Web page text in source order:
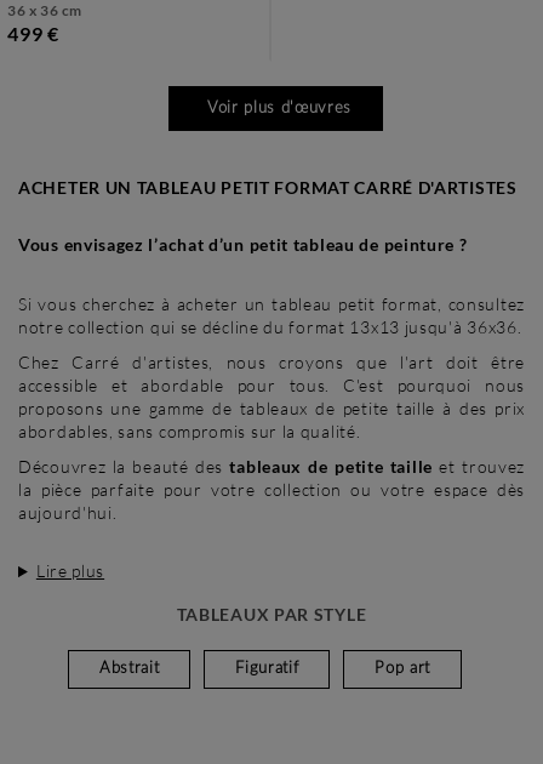
36 x 36 cm
499 €
Voir plus d'œuvres
ACHETER UN TABLEAU PETIT FORMAT CARRÉ D'ARTISTES
Vous envisagez l’achat d’un petit tableau de peinture ?
Si vous cherchez à acheter un tableau petit format, consultez
notre collection qui se décline du format 13x13 jusqu'à 36x36.
Chez Carré d'artistes, nous croyons que l'art doit être
accessible et abordable pour tous. C'est pourquoi nous
proposons une gamme de tableaux de petite taille à des prix
abordables, sans compromis sur la qualité.
Découvrez la beauté des tableaux de petite taille et trouvez
la pièce parfaite pour votre collection ou votre espace dès
aujourd'hui.
Lire plus
TABLEAUX PAR STYLE
Abstrait Figuratif Pop art